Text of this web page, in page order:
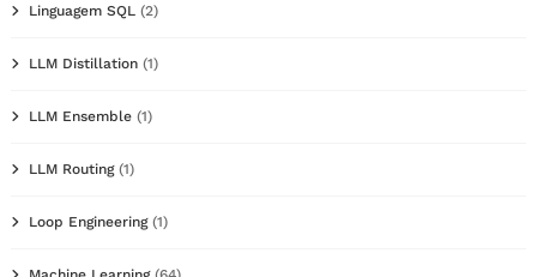
Linguagem SQL (2)
LLM Distillation (1)
LLM Ensemble (1)
LLM Routing(1)
Loop Engineering(1)